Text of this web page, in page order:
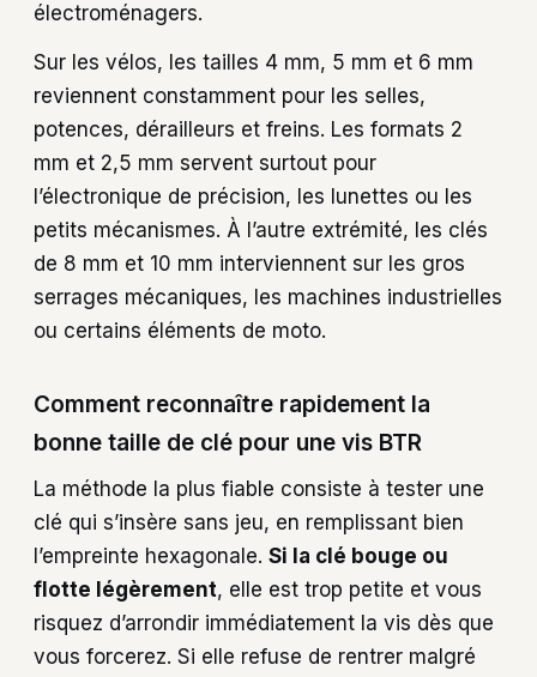
électroménagers.
Sur les vélos, les tailles 4 mm, 5 mm et 6 mm
reviennent constamment pour les selles,
potences, dérailleurs et freins. Les formats 2
mm et 2,5 mm servent surtout pour
l’électronique de précision, les lunettes ou les
petits mécanismes. À l’autre extrémité, les clés
de 8 mm et 10 mm interviennent sur les gros
serrages mécaniques, les machines industrielles
ou certains éléments de moto.
Comment reconnaître rapidement la
bonne taille de clé pour une vis BTR
La méthode la plus fiable consiste à tester une
clé qui s’insère sans jeu, en remplissant bien
l’empreinte hexagonale. Si la clé bouge ou
flotte légèrement, elle est trop petite et vous
risquez d’arrondir immédiatement la vis dès que
vous forcerez. Si elle refuse de rentrer malgré